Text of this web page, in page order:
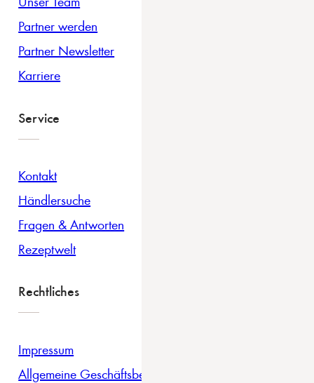
Partner werden
Partner Newsletter
Karriere
Service
Kontakt
Händlersuche
Fragen & Antworten
Rezeptwelt
Rechtliches
Impressum
Allgemeine Geschäftsbedingungen